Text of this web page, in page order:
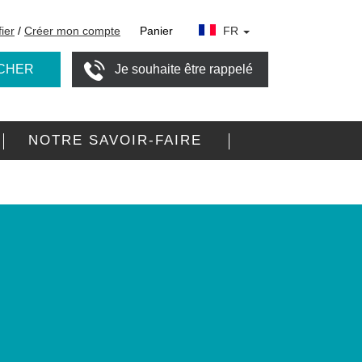
/ Créer mon compte Panier FR
Je souhaite être rappelé
NOTRE SAVOIR-FAIRE